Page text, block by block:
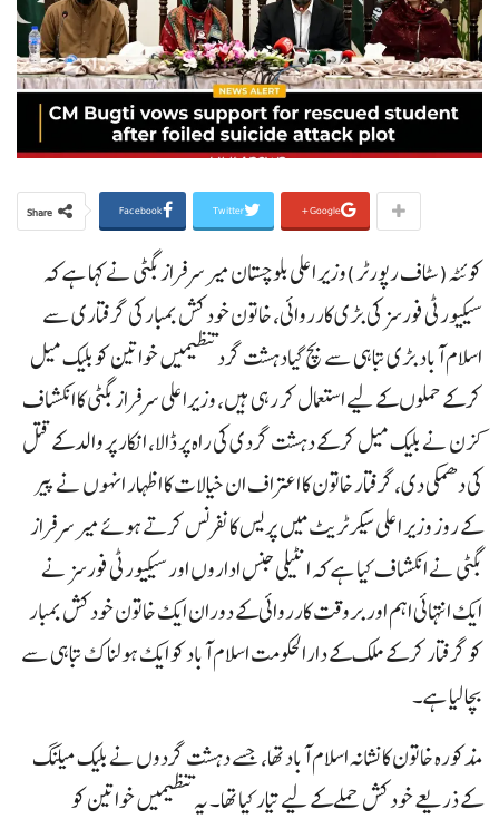
Share Facebook Twitter Google+
کوئٹہ(سٹاف رپورٹر )وزیر اعلی بلوچستان میر سرفراز بگٹی نے کہا ہے کہ
سیکیورٹی فورسز کی بڑی کارروائی، خاتون خودکش بمبار کی گرفتاری سے
اسلام آباد بڑی تباہی سے بچ گیادہشت گرد تنظیمیں خواتین کو بلیک میل
کر کے حملوں کے لیے استعمال کر رہی ہیں، وزیراعلی سرفراز بگٹی کا انکشاف
کزن نے بلیک میل کر کے دہشت گردی کی راہ پر ڈالا، انکار پر والد کے قتل
کی دھمکی دی،گرفتار خاتون کا اعتراف ان خیالات کا اظہار انہوں نے پیر
کے روز وزیر اعلی سیکرٹریٹ میں پریس کانفرنس کرتے ہوئے میر سرفراز
بگٹی نے انکشاف کیا ہے کہ انٹیلی جنس اداروں اور سیکیورٹی فورسز نے
ایک انتہائی اہم اور بروقت کارروائی کے دوران ایک خاتون خودکش بمبار
کو گرفتار کر کے ملک کے دارالحکومت اسلام آباد کو ایک ہولناک تباہی سے
بچا لیا ہے۔
مذکورہ خاتون کا نشانہ اسلام آباد تھا، جسے دہشت گردوں نے بلیک میلنگ
کے ذریعے خودکش حملے کے لیے تیار کیا تھا۔ یہ تنظیمیں خواتین کو